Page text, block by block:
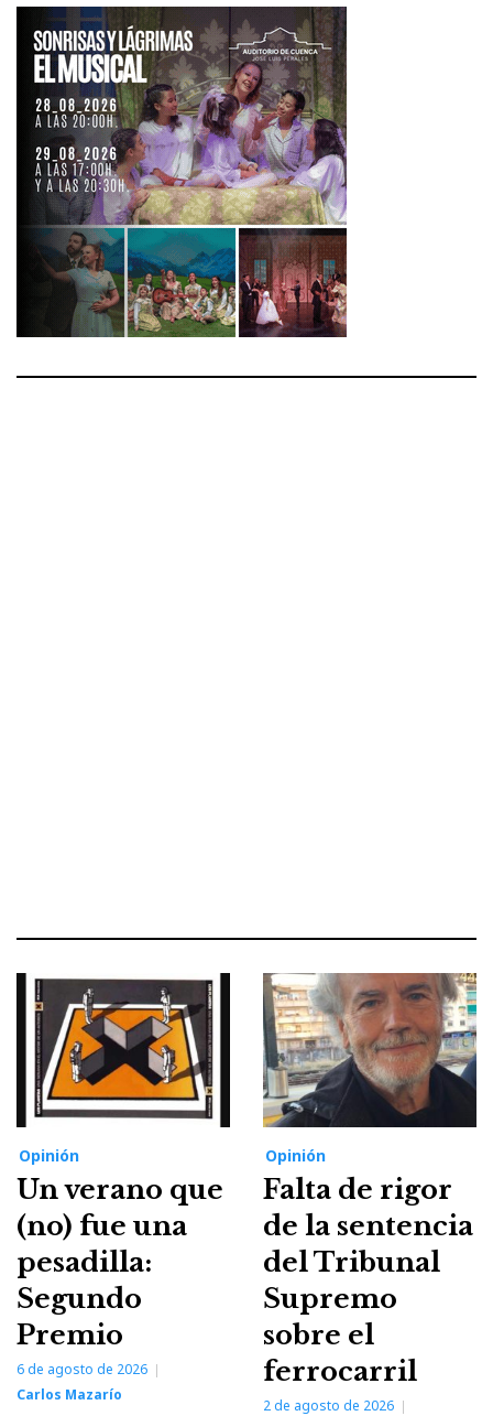
Opinión
Un verano que
(no) fue una
pesadilla:
Segundo
Premio
6 de agosto de 2026
Carlos Mazarío
Opinión
Falta de rigor
de la sentencia
del Tribunal
Supremo
sobre el
ferrocarril
2 de agosto de 2026